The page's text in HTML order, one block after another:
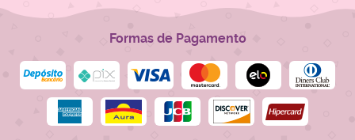
Formas de Pagamento